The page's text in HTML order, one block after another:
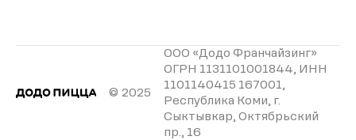
© 2025
ООО «Додо Франчайзинг»
ОГРН 1131101001844, ИНН
1101140415 167001,
Республика Коми, г.
Сыктывкар, Октябрьский
пр., 16